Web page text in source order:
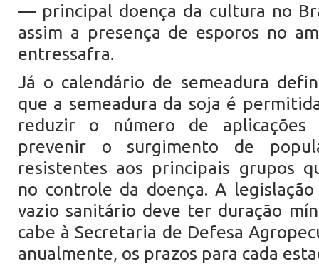
— principal doença da cultura no
assim a presença de esporos no
entressafra.
Já o calendário de semeadura
que a semeadura da soja é
reduzir o número de
prevenir o surgimento de
resistentes aos principais grupos
no controle da doença. A
vazio sanitário deve ter duração
cabe à Secretaria de Defesa
anualmente, os prazos para cada